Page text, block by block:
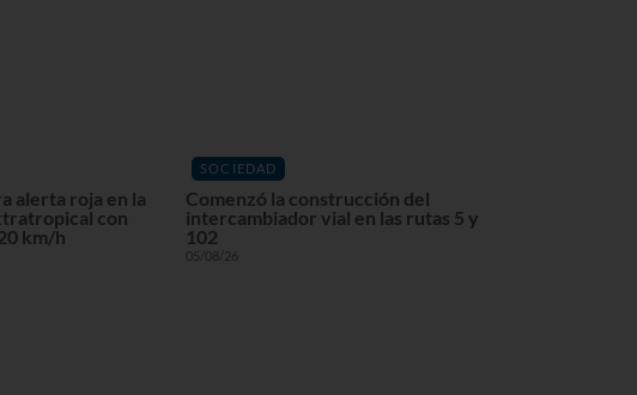
alerta roja en la
con
km/h
SOCIEDAD
Comenzó la construcción del
intercambiador vial en las rutas 5 y
102
05/08/26